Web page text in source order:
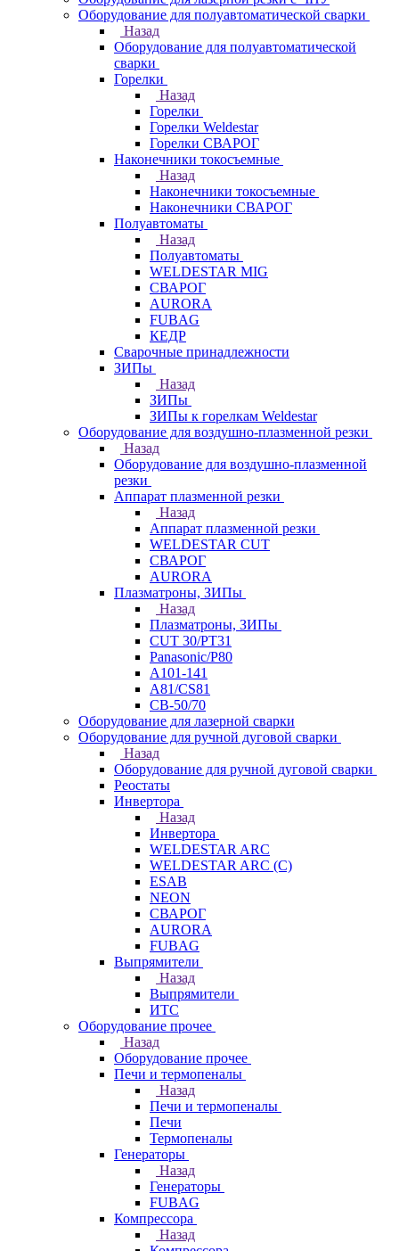
Оборудование для полуавтоматической сварки
Назад
Оборудование для полуавтоматической
сварки
Горелки
Назад
Горелки
Горелки Weldestar
Горелки СВАРОГ
Наконечники токосъемные
Назад
Наконечники токосъемные
Наконечники СВАРОГ
Полуавтоматы
Назад
Полуавтоматы
WELDESTAR MIG
СВАРОГ
AURORA
FUBAG
КЕДР
Сварочные принадлежности
ЗИПы
Назад
ЗИПы
ЗИПы к горелкам Weldestar
Оборудование для воздушно-плазменной резки
Назад
Оборудование для воздушно-плазменной
резки
Аппарат плазменной резки
Назад
Аппарат плазменной резки
WELDESTAR CUT
СВАРОГ
AURORA
Плазматроны, ЗИПы
Назад
Плазматроны, ЗИПы
CUT 30/PT31
Panasonic/P80
А101-141
А81/CS81
СВ-50/70
Оборудование для лазерной сварки
Оборудование для ручной дуговой сварки
Назад
Оборудование для ручной дуговой сварки
Реостаты
Инвертора
Назад
Инвертора
WELDESTAR ARC
WELDESTAR ARC (С)
ESAB
NEON
СВАРОГ
AURORA
FUBAG
Выпрямители
Назад
Выпрямители
ИТС
Оборудование прочее
Назад
Оборудование прочее
Печи и термопеналы
Назад
Печи и термопеналы
Печи
Термопеналы
Генераторы
Назад
Генераторы
FUBAG
Компрессора
Назад